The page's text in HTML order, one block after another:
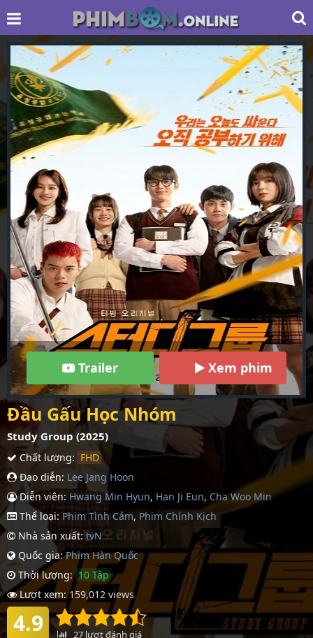
Trailer Xem phim
Đầu Gấu Học Nhóm
Study Group (2025)
Chất lượng: FHD
Đạo diễn: Lee Jang Hoon
Diễn viên: Hwang Min Hyun, Han Ji Eun, Cha Woo Min
Thể loại: Phim Tình Cảm, Phim Chính Kịch
Nhà sản xuất: tvN
Quốc gia: Phim Hàn Quốc
Thời lượng: 10 Tập
Lượt xem: 159,012 views
4.9 27 lượt đánh giá